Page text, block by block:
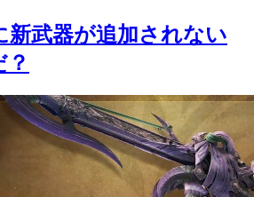
新武器が追加されない